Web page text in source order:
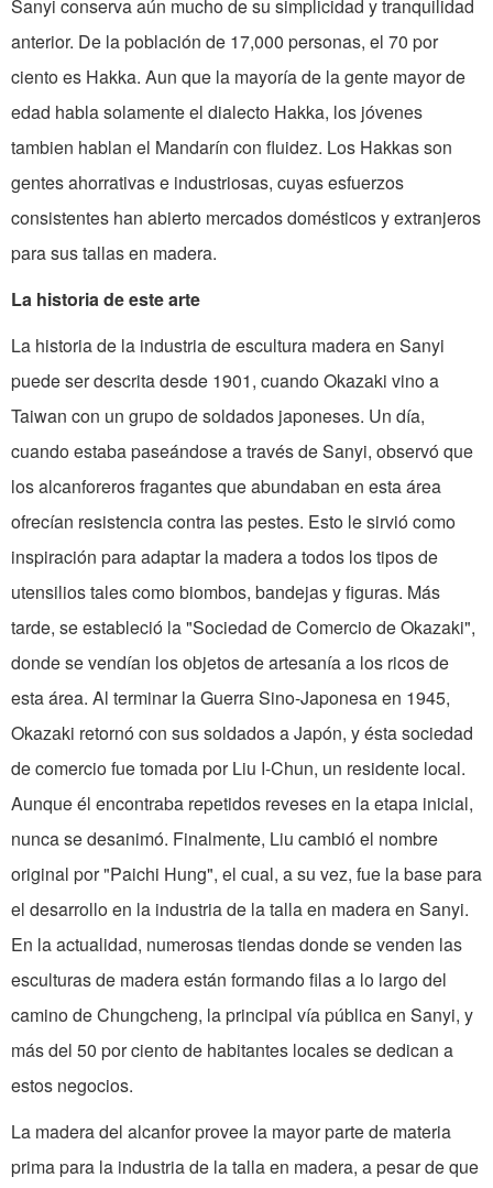
Sanyi conserva aún mucho de su simplicidad y tranquilidad
anterior. De la población de 17,000 personas, el 70 por
ciento es Hakka. Aun­ que la mayoría de la gente mayor de
edad habla solamente el dialecto Hakka, los jóvenes
tambien hablan el Mandarín con fluidez. Los Hakkas son
gentes ahorrativas e industriosas, cuyas esfuerzos
consistentes han abierto mercados domésticos y extranjeros
para sus tallas en madera.
La historia de este arte
La historia de la industria de escultura madera en Sanyi
puede ser descrita desde 1901, cuando Okazaki vino a
Taiwan con un grupo de soldados japoneses. Un día,
cuando estaba paseándose a través de Sanyi, observó que
los alcanforeros fragantes que abundaban en esta área
ofrecían resistencia contra las pestes. Esto le sirvió como
inspiración para adaptar la madera a todos los tipos de
utensilios tales como biombos, bandejas y figuras. Más
tarde, se estableció la "Sociedad de Comercio de Okazaki",
donde se vendían los objetos de artesanía a los ricos de
esta área. Al terminar la Guerra Sino-Japonesa en 1945,
Okazaki retornó con sus soldados a Japón, y ésta sociedad
de comercio fue tomada por Liu I-Chun, un residente local.
Aunque él encontraba repetidos reveses en la etapa inicial,
nunca se desanimó. Finalmente, Liu cambió el nombre
original por "Paichi Hung", el cual, a su vez, fue la base para
el desarrollo en la industria de la talla en madera en Sanyi.
En la actualidad, numerosas tiendas donde se venden las
esculturas de madera están formando filas a lo largo del
camino de Chungcheng, la principal vía pública en Sanyi, y
más del 50 por ciento de habitantes locales se dedican a
estos negocios.
La madera del alcanfor provee la mayor parte de materia
prima para la industria de la talla en madera, a pesar de que